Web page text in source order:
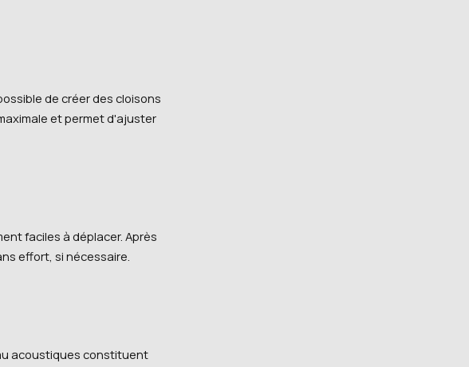
de créer des cloisons
et permet d'ajuster
faciles à déplacer. Après
effort, si nécessaire.
acoustiques constituent